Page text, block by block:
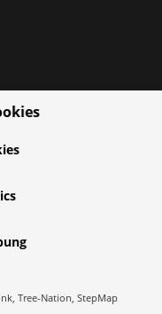
Tree-Nation, StepMap